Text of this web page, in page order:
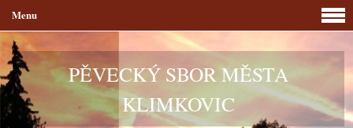
PĚVECKÝ SBOR MĚSTA
KLIMKOVIC
Menu